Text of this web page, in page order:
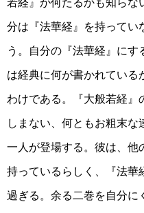
若経』が何たるかも知らな
分は『法華経』を持ってい
う。自分の『法華経』にす
は経典に何が書かれている
わけである。『大般若経』
しまない、何ともお粗末
一人が登場する。彼は、他
持っているらしく、『法華
過ぎる。余る二巻を自分に